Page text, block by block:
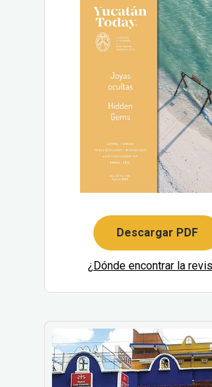
Descargar PDF
¿Dónde encontrar la